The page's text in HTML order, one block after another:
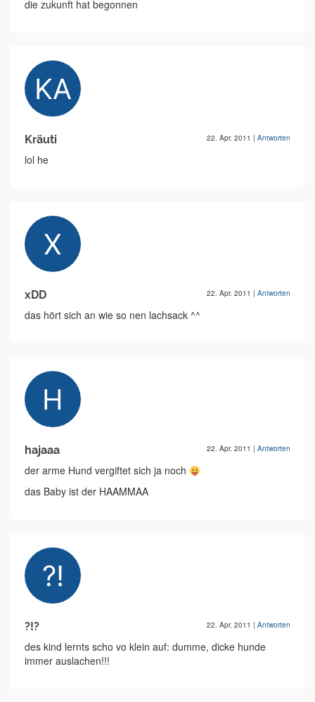
die zukunft hat begonnen
Kräuti 22. Apr. 2011 | Antworten
lol he
xDD 22. Apr. 2011 | Antworten
das hört sich an wie so nen lachsack ^^
hajaaa 22. Apr. 2011 | Antworten
der arme Hund vergiftet sich ja noch
das Baby ist der HAAMMAA
?!? 22. Apr. 2011 | Antworten
des kind lernts scho vo klein auf: dumme, dicke hunde
immer auslachen!!!